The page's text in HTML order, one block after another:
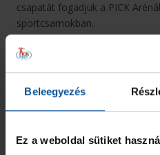
Beleegyezés
Ez a weboldal sütiket
csapatát fogadjuk a PICK
sportcsarnokban.
Neked ajánljuk